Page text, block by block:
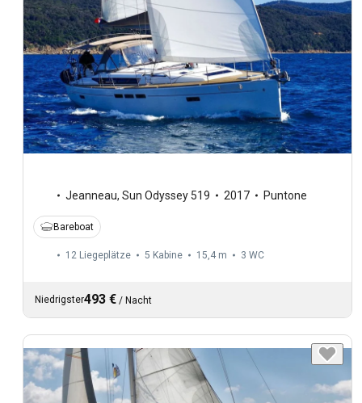
Jeanneau, Sun Odyssey 519 2017 Puntone
Bareboat
12 Liegeplätze 5 Kabine 15,4 m 3 WC
Niedrigster493 € / Nacht